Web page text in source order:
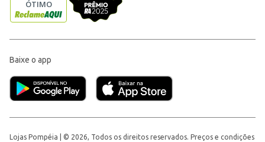
Baixe o app
Lojas Pompéia | © 2026, Todos os direitos reservados. Preços e condições